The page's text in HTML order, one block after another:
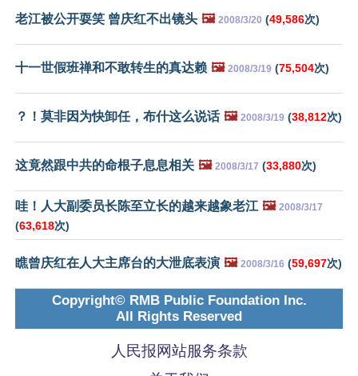
老江被公开耍笑 曾庆红不出镜头 🖼️ 2008/3/20 (49,586次)
十一世假班禅和不敢转生的真达赖 🖼️ 2008/3/19 (75,504次)
？！莫非因为快卸任，布什这么说话 🖼️ 2008/3/19 (38,812次)
这竟然跟中共的命根子息息相关 🖼️ 2008/3/17 (33,880次)
哇！人大副委员长陈至立长的越来越象老江 🖼️ 2008/3/17
(63,618次)
瞧曾庆红在人大主席台的大泄底表演 🖼️ 2008/3/16 (59,697次)
Copyright© RMB Public Foundation Inc.
All Rights Reserved
人民报网站服务条款